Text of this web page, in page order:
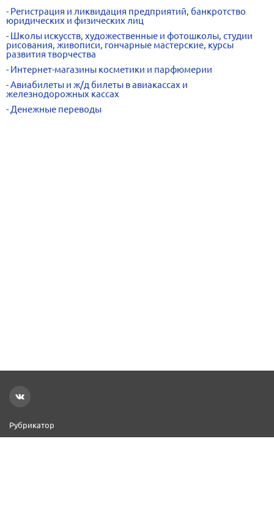
Регистрация и ликвидация предприятий, банкротство
юридических и физических лиц
Школы искусств, художественные и фотошколы, студии
рисования, живописи, гончарные мастерские, курсы
развития творчества
Интернет-магазины косметики и парфюмерии
Авиабилеты и ж/д билеты в авиакассах и
железнодорожных кассах
Денежные переводы
Рубрикатор